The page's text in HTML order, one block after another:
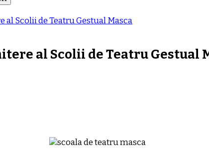
Scolii de Teatru Gestual Masca
al Scolii de Teatru Gestual